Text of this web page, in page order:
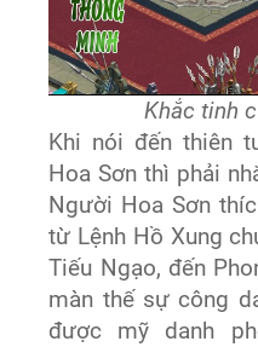
Khắc tinh
Khi nói đến thiên
Hoa Sơn thì phải
Người Hoa Sơn
từ Lệnh Hồ Xung
Tiếu Ngạo, đến
màn thế sự công
được mỹ danh